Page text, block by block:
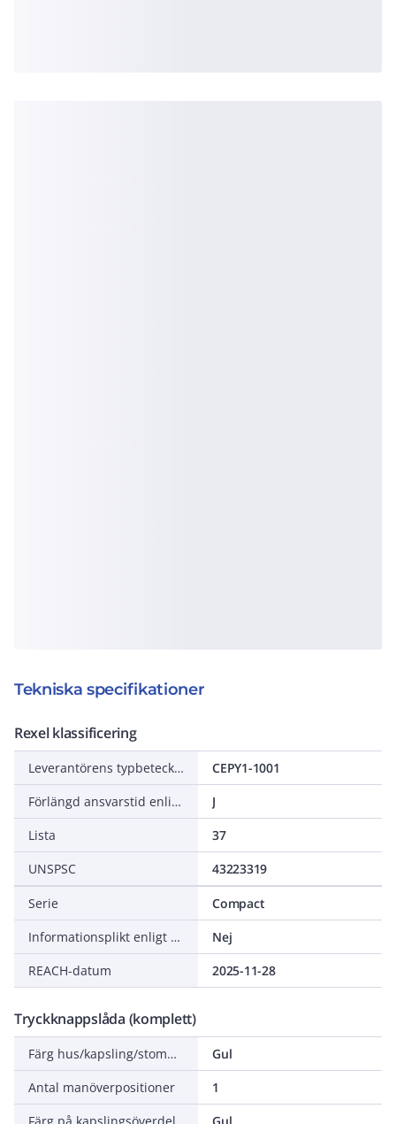
Tekniska specifikationer
Rexel klassificering
Leverantörens typbeteckning
CEPY1-1001
Förlängd ansvarstid enligt ALEM-09
J
Lista
37
UNSPSC
43223319
Serie
Compact
Informationsplikt enligt REACH
Nej
REACH-datum
2025-11-28
Tryckknappslåda (komplett)
Färg hus/kapsling/stomme
Gul
Antal manöverpositioner
1